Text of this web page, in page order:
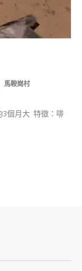
馬鞍崗村
3個月大 ​ ​特徵：啡